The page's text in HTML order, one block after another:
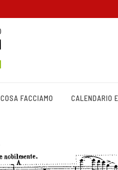
COSA FACCIAMO CALENDARIO